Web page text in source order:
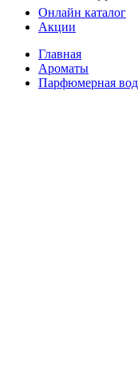
Онлайн каталог
Акции
Главная
Ароматы
Парфюмерная